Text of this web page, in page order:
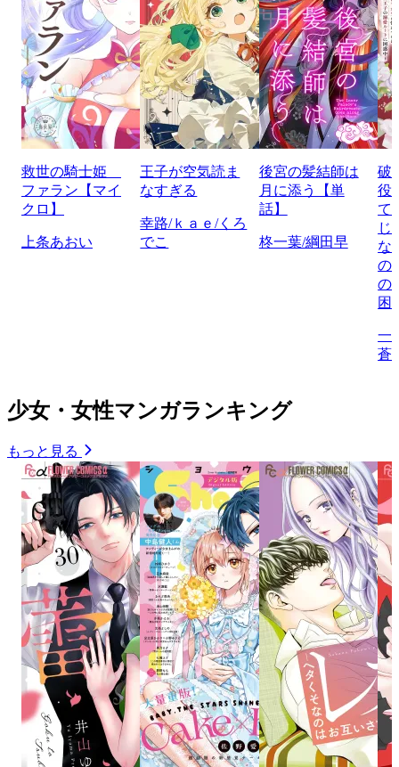
救世の騎士姫
ファラン【マイ
クロ】
上条あおい
王子が空気読ま
なすぎる
幸路/ｋａｅ/くろ
でこ
後宮の髪結師は
月に添う【単
話】
柊一葉/綱田早
破
役
て
じ
な
の
の
困
一
蒼
少女・女性マンガランキング
もっと見る